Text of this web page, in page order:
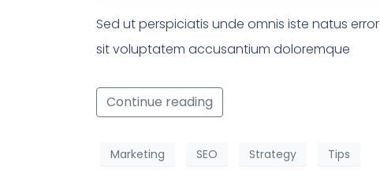
Sed ut perspiciatis unde omnis iste natus error
sit voluptatem accusantium doloremque
Continue reading
Marketing SEO Strategy Tips